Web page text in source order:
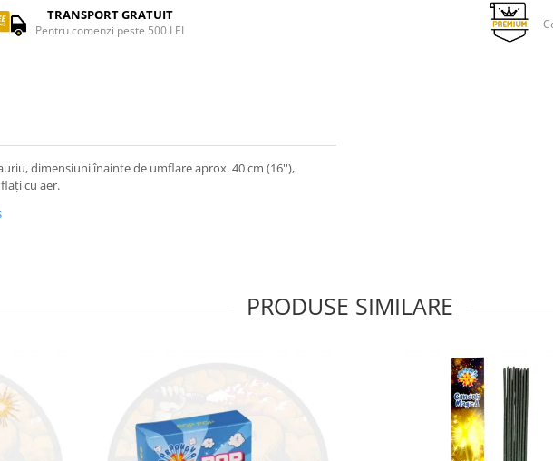
Facebook
TRANSPORT GRATUIT
Pentru comenzi peste 500 LEI
dimensiuni înainte de umflare aprox. 40 cm (16''),
cu aer.
PRODUSE SIMILARE